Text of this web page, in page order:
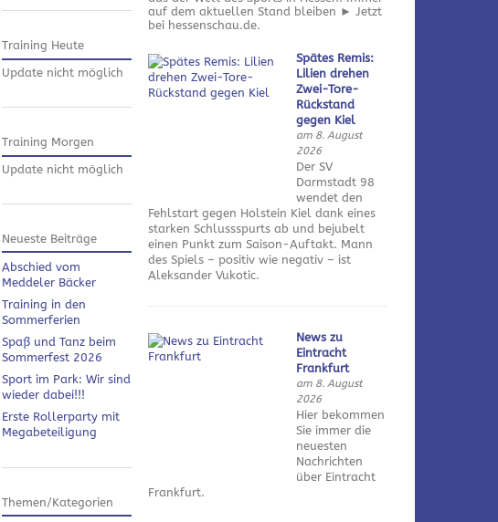
Training Heute
Update nicht möglich
Training Morgen
Update nicht möglich
Neueste Beiträge
Abschied vom
Meddeler Bäcker
Training in den
Sommerferien
Spaß und Tanz beim
Sommerfest 2026
Sport im Park: Wir sind
wieder dabei!!!
Erste Rollerparty mit
Megabeteiligung
Themen/Kategorien
auf dem aktuellen Stand bleiben ► Jetzt
bei hessenschau.de.
Spätes Remis:
Lilien drehen
Zwei-Tore-
Rückstand
gegen Kiel
am 8. August
2026
Der SV
Darmstadt 98
wendet den
Fehlstart gegen Holstein Kiel dank eines
starken Schlussspurts ab und bejubelt
einen Punkt zum Saison-Auftakt. Mann
des Spiels – positiv wie negativ – ist
Aleksander Vukotic.
News zu
Eintracht
Frankfurt
am 8. August
2026
Hier bekommen
Sie immer die
neuesten
Nachrichten
über Eintracht
Frankfurt.